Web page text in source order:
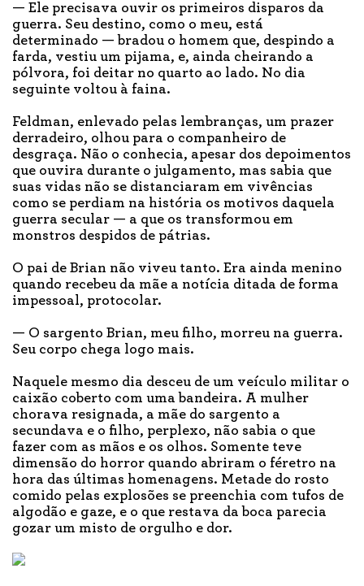
— Ele precisava ouvir os primeiros disparos da
guerra. Seu destino, como o meu, está
determinado — bradou o homem que, despindo a
farda, vestiu um pijama, e, ainda cheirando a
pólvora, foi deitar no quarto ao lado. No dia
seguinte voltou à faina.
Feldman, enlevado pelas lembranças, um prazer
derradeiro, olhou para o companheiro de
desgraça. Não o conhecia, apesar dos depoimentos
que ouvira durante o julgamento, mas sabia que
suas vidas não se distanciaram em vivências
como se perdiam na história os motivos daquela
guerra secular — a que os transformou em
monstros despidos de pátrias.
O pai de Brian não viveu tanto. Era ainda menino
quando recebeu da mãe a notícia ditada de forma
impessoal, protocolar.
— O sargento Brian, meu filho, morreu na guerra.
Seu corpo chega logo mais.
Naquele mesmo dia desceu de um veículo militar o
caixão coberto com uma bandeira. A mulher
chorava resignada, a mãe do sargento a
secundava e o filho, perplexo, não sabia o que
fazer com as mãos e os olhos. Somente teve
dimensão do horror quando abriram o féretro na
hora das últimas homenagens. Metade do rosto
comido pelas explosões se preenchia com tufos de
algodão e gaze, e o que restava da boca parecia
gozar um misto de orgulho e dor.